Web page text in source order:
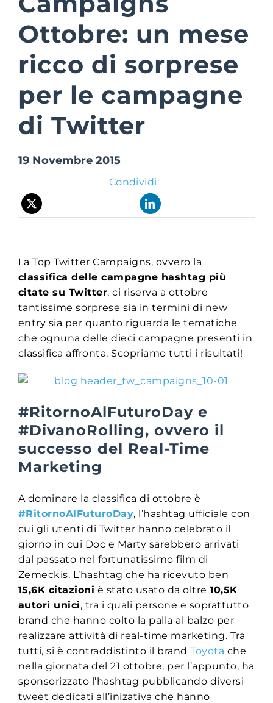
Suite
Ottobre: un mese
ricco di sorprese
per le campagne
di Twitter
19 Novembre 2015
Condividi:
La Top Twitter Campaigns, ovvero la
classifica delle campagne hashtag più
citate su Twitter, ci riserva a ottobre
tantissime sorprese sia in termini di new
entry sia per quanto riguarda le tematiche
che ognuna delle dieci campagne presenti in
classifica affronta. Scopriamo tutti i risultati!
#RitornoAlFuturoDay e
#DivanoRolling, ovvero il
successo del Real-Time
Marketing
A dominare la classifica di ottobre è
#RitornoAlFuturoDay, l’hashtag ufficiale con
cui gli utenti di Twitter hanno celebrato il
giorno in cui Doc e Marty sarebbero arrivati
dal passato nel fortunatissimo film di
Zemeckis. L’hashtag che ha ricevuto ben
15,6K citazioni è stato usato da oltre10,5K
autori unici, tra i quali persone e soprattutto
brand che hanno colto la palla al balzo per
realizzare attività di real-time marketing. Tra
tutti, si è contraddistinto il brandToyota che
nella giornata del 21 ottobre, per l’appunto, ha
sponsorizzato l’hashtag pubblicando diversi
tweet dedicati all’inizativa che hanno